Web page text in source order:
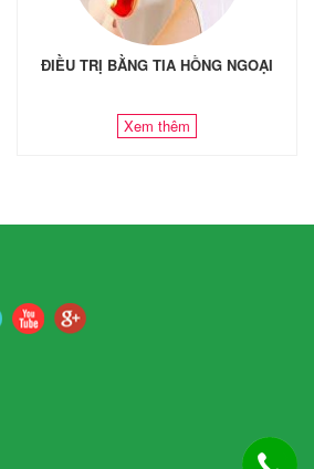
ĐIỀU TRỊ BẰNG TIA HỒNG NGOẠI
Xem thêm